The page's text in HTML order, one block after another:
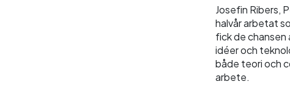
Josefin Ribers,
halvår arbetat
fick de
idéer och
både teori och
arbete.